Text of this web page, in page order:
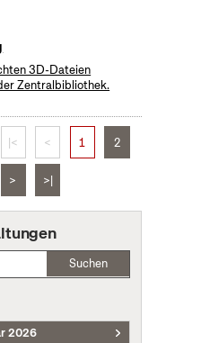
3D-Dateien
Zentralbibliothek.
|< < 1 2
> >|
Suchen
2026